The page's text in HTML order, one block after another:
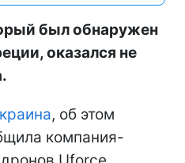
был обнаружен
оказался не
, об этом
компания-